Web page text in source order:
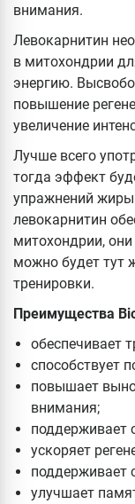
внимания.
Левокарнитин
в митохондрии
энергию.
повышение
увеличение
Лучше всего
тогда эффект
упражнений жиры
левокарнитин
митохондрии,
можно будет тут
тренировки.
Преимущества
обеспечивает
способствует
повышает
внимания;
поддерживает
ускоряет
поддерживает
улучшает